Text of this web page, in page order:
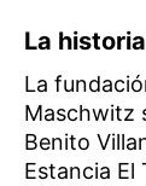
La
La
Maschwitz
Benito
Estancia El